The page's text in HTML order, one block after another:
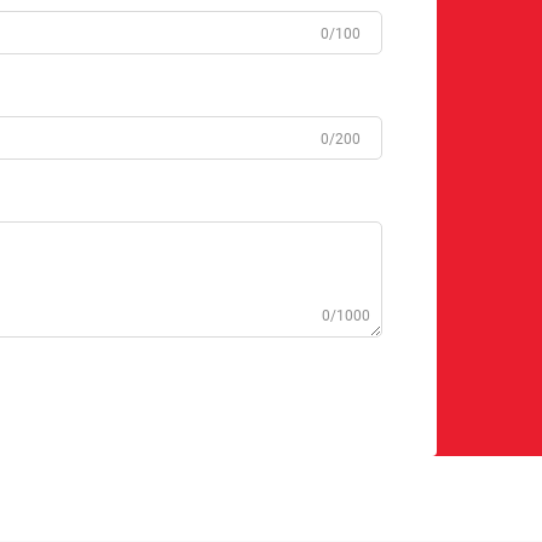
0/100
0/200
0/1000